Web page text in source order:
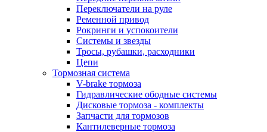
Переключатели на руле
Ременной привод
Рокринги и успокоители
Системы и звезды
Тросы, рубашки, расходники
Цепи
Тормозная система
V-brake тормоза
Гидравлические ободные системы
Дисковые тормоза - комплекты
Запчасти для тормозов
Кантилеверные тормоза